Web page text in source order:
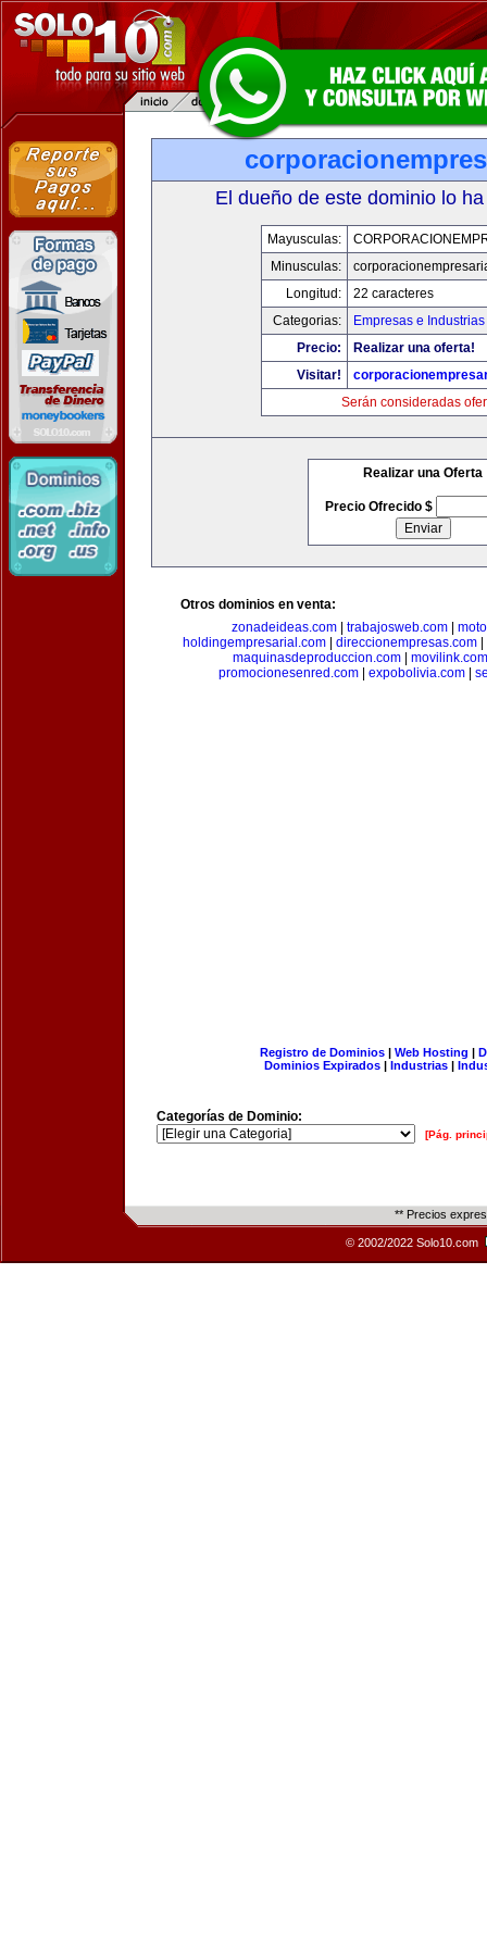
El dueño de este dominio lo
Mayusculas:
Minusculas:
Longitud:
22 caracteres
Categorias:
Empresas e Industrias
Precio:
Realizar una oferta!
Visitar!
Serán consideradas
Realizar una Oferta
Precio Ofrecido $
Otros dominios en venta:
zonadeideas.com
trabajosweb.com
holdingempresarial.com
direccionempresas.com
maquinasdeproduccion.com
movilink.com
promocionesenred.com| expobolivia.com|
Registro de Dominios| Web Hosting |
Dominios Expirados | Industrias |
Categorías de Dominio:
[Pág.
** Precios
© 2002/2022 Solo10.com